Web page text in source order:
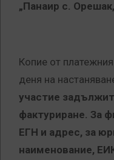
„Панаир с. Орешак,
Копие от
деня на
участие
фактуриране. За
ЕГН и адрес, за
наименование,